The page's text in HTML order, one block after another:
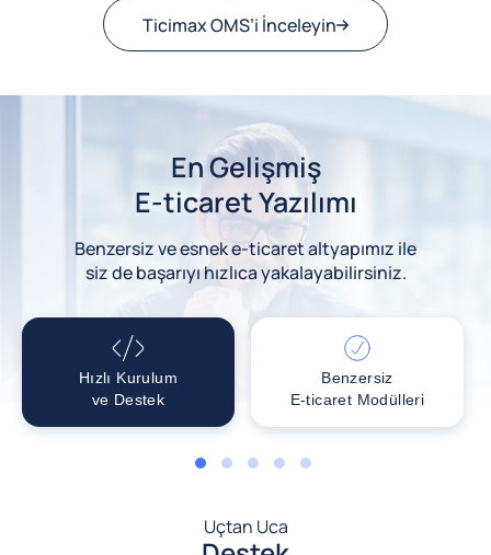
Ticimax OMS’i İnceleyin
En Gelişmiş
E-ticaret Yazılımı
Benzersiz ve esnek e-ticaret altyapımız ile
siz de başarıyı hızlıca yakalayabilirsiniz.
Hızlı Kurulum
ve Destek
Benzersiz
E-ticaret Modülleri
1 2 3 4 5
Uçtan Uca